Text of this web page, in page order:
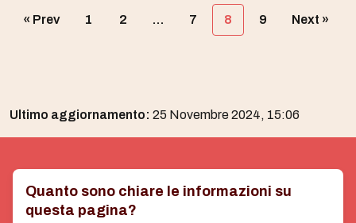
« Prev 1 2 … 7 8 9 Next »
Ultimo aggiornamento: 25 Novembre 2024, 15:06
Quanto sono chiare le informazioni su
questa pagina?